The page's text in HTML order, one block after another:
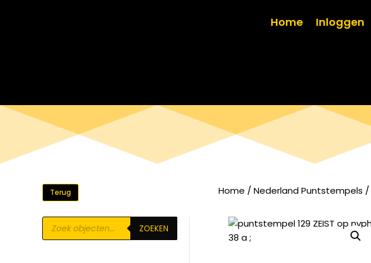
Home Inloggen
Terug Home / Nederland Puntstempels /
Producten
zoeken ZOEKEN